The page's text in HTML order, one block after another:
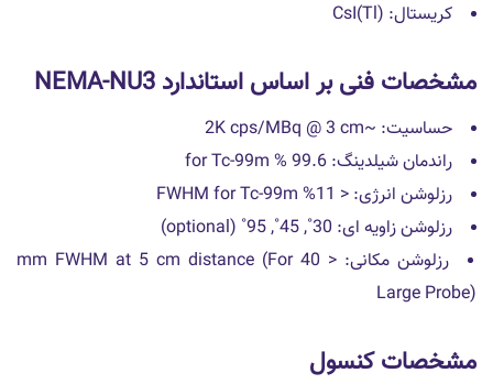
کریستال: CsI(Tl)
مشخصات فنی بر اساس استاندارد NEMA-NU3
حساسیت: ~2K cps/MBq @ 3 cm
راندمان شیلدینگ: 99.6 % for Tc-99m
رزلوشن انرژی: < 11% FWHM for Tc-99m
رزلوشن زاویه ای: 30˚, 45˚, 95˚ (optional)
رزلوشن مکانی: < 40 mm FWHM at 5 cm distance (For
Large Probe)
مشخصات کنسول